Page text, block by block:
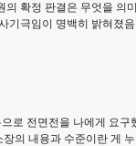
확정 판결은 무엇을
기극임이 명백히 밝혀졌
로 전면전을 나에게 요
의 내용과 수준이란 게